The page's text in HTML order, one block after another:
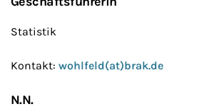
Statistik
Kontakt: wohlfeld(at)brak.de
N.N.